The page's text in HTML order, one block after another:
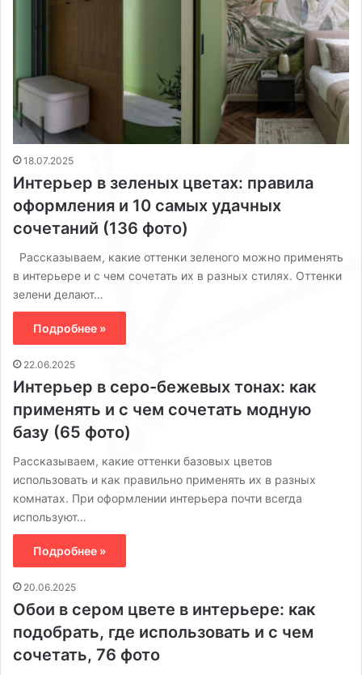
18.07.2025
Интерьер в зеленых цветах: правила
оформления и 10 самых удачных
сочетаний (136 фото)
Рассказываем, какие оттенки зеленого можно применять
в интерьере и с чем сочетать их в разных стилях. Оттенки
зелени делают…
Подробнее »
22.06.2025
Интерьер в серо-бежевых тонах: как
применять и с чем сочетать модную
базу (65 фото)
Рассказываем, какие оттенки базовых цветов
использовать и как правильно применять их в разных
комнатах. При оформлении интерьера почти всегда
используют…
Подробнее »
20.06.2025
Обои в сером цвете в интерьере: как
подобрать, где использовать и с чем
сочетать, 76 фото